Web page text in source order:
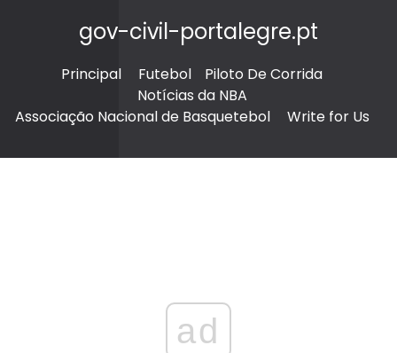
gov-civil-portalegre.pt
Principal Futebol
Piloto De Corrida
Notícias da NBA
Associação Nacional de Basquetebol
Write for Us
ad